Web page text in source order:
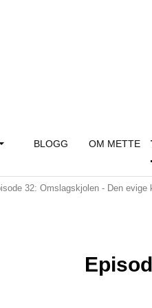
BLOGG OM METTE
32: Omslagskjolen - Den evige